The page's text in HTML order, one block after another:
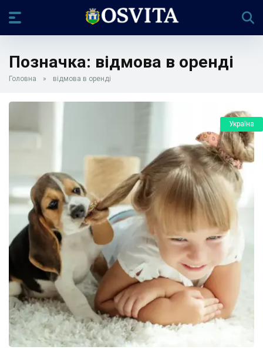
Позначка: відмова в оренді
Головна » відмова в оренді
Україна